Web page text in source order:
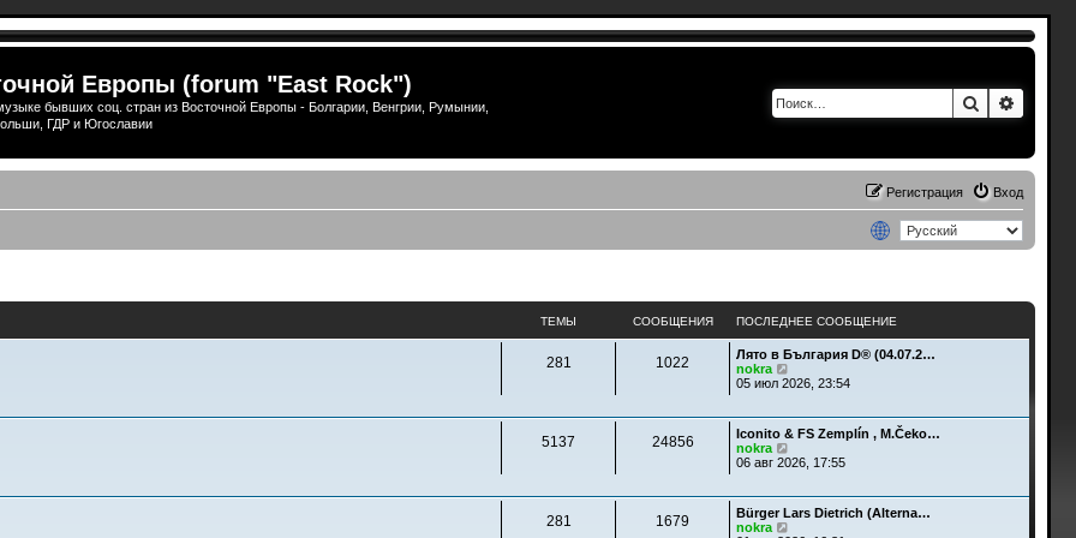
Европы (forum "East Rock")
бывших соц. стран из Восточной Европы - Болгарии, Венгрии, Румынии,
ГДР и Югославии
Поиск
Вход
Регистрация
ТЕМЫ СООБЩЕНИЯ ПОСЛЕДНЕЕ СООБЩЕНИЕ
281 1022
Лято в България D® (04.07.2…
nokra
е
т
к
о
с
05 июл 2026, 23:54
5137 24856
Iconito & FS Zemplín , M.Čeko…
nokra
е
т
06 авг 2026, 17:55
281 1679
Bürger Lars Dietrich (Alterna…
nokra